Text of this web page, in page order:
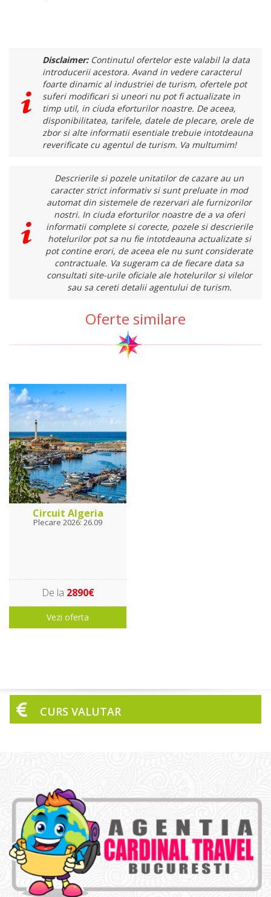
Disclaimer:Continutul ofertelor este valabil la data
introducerii acestora. Avand in vedere caracterul
foarte dinamic al industriei de turism, ofertele pot
suferi modificari si uneori nu pot fi actualizate in
timp util, in ciuda eforturilor noastre. De aceea,
disponibilitatea, tarifele, datele de plecare, orele de
zbor si alte informatii esentiale trebuie intotdeauna
reverificate cu agentul de turism. Va multumim!
Descrierile si pozele unitatilor de cazare au un
caracter strict informativ si sunt preluate in mod
automat din sistemele de rezervari ale furnizorilor
nostri. In ciuda eforturilor noastre de a va oferi
informatii complete si corecte, pozele si descrierile
hotelurilor pot sa nu fie intotdeauna actualizate si
pot contine erori, de aceea ele nu sunt considerate
contractuale. Va sugeram ca de fiecare data sa
consultati site-urile oficiale ale hotelurilor si vilelor
sau sa cereti detalii agentului de turism.
Oferte similare
Circuit Algeria
Plecare 2026: 26.09
De la 2890€
Vezi oferta
CURS VALUTAR